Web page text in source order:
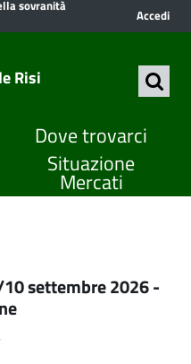
sovranità
Accedi
Risi
Dove trovarci
Situazione
Mercati
10 settembre 2026 -